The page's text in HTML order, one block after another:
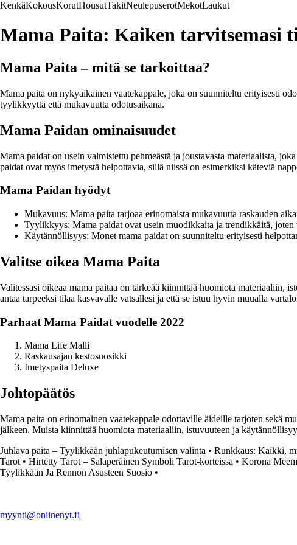
KenkäKokousKorutHousutTakitNeulepuserotMekotLaukut
Mama Paita: Kaiken tarvitsemasi
Mama Paita – mitä se tarkoittaa?
Mama paita on nykyaikainen vaatekappale, joka on suunniteltu erityisesti
tyylikkyyttä että mukavuutta odotusaikana.
Mama Paidan ominaisuudet
Mama paidat on usein valmistettu pehmeästä ja joustavasta materiaalista,
paidat ovat myös imetystä helpottavia, sillä niissä on esimerkiksi käteviä
Mama Paidan hyödyt
Mukavuus: Mama paita tarjoaa erinomaista mukavuutta raskauden
Tyylikkyys: Mama paidat ovat usein muodikkaita ja trendikkäitä,
Käytännöllisyys: Monet mama paidat on suunniteltu erityisesti
Valitse oikea Mama Paita
Valitessasi oikeaa mama paitaa on tärkeää kiinnittää huomiota materiaaliin,
antaa tarpeeksi tilaa kasvavalle vatsallesi ja että se istuu hyvin muualla
Parhaat Mama Paidat vuodelle 2022
Mama Life Malli
Raskausajan kestosuosikki
Imetyspaita Deluxe
Johtopäätös
Mama paita on erinomainen vaatekappale odottaville äideille tarjoten sekä
jälkeen. Muista kiinnittää huomiota materiaaliin, istuvuuteen ja
Juhlava paita – Tyylikkään juhlapukeutumisen valinta • Runkkaus: Kaikki,
Tarot • Hirtetty Tarot – Salaperäinen Symboli Tarot-korteissa • Korona
Tyylikkään Ja Rennon Asusteen Suosio •
myynti@onlinenyt.fi